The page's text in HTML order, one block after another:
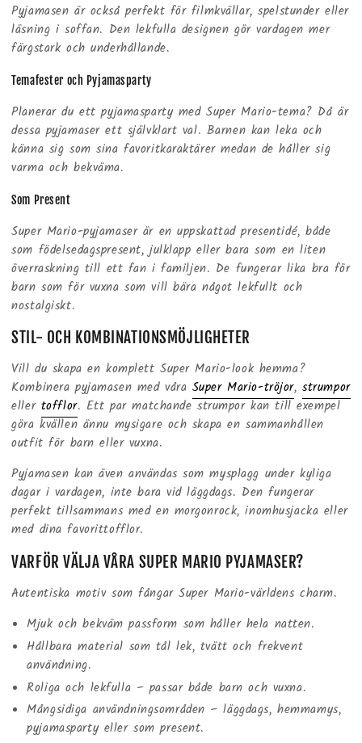
Pyjamasen är också perfekt för filmkvällar, spelstunder eller
läsning i soffan. Den lekfulla designen gör vardagen mer
färgstark och underhållande.
Temafester och Pyjamasparty
Planerar du ett pyjamasparty med Super Mario-tema? Då är
dessa pyjamaser ett självklart val. Barnen kan leka och
känna sig som sina favoritkaraktärer medan de håller sig
varma och bekväma.
Som Present
Super Mario-pyjamaser är en uppskattad presentidé, både
som födelsedagspresent, julklapp eller bara som en liten
överraskning till ett fan i familjen. De fungerar lika bra för
barn som för vuxna som vill bära något lekfullt och
nostalgiskt.
STIL- OCH KOMBINATIONSMÖJLIGHETER
Vill du skapa en komplett Super Mario-look hemma?
Kombinera pyjamasen med våra Super Mario-tröjor,strumpor
eller tofflor. Ett par matchande strumpor kan till exempel
göra kvällen ännu mysigare och skapa en sammanhållen
outfit för barn eller vuxna.
Pyjamasen kan även användas som mysplagg under kyliga
dagar i vardagen, inte bara vid läggdags. Den fungerar
perfekt tillsammans med en morgonrock, inomhusjacka eller
med dina favorittofflor.
VARFÖR VÄLJA VÅRA SUPER MARIO PYJAMASER?
Autentiska motiv som fångar Super Mario-världens charm.
Mjuk och bekväm passform som håller hela natten.
Hållbara material som tål lek, tvätt och frekvent
användning.
Roliga och lekfulla – passar både barn och vuxna.
Mångsidiga användningsområden – läggdags, hemmamys,
pyjamasparty eller som present.